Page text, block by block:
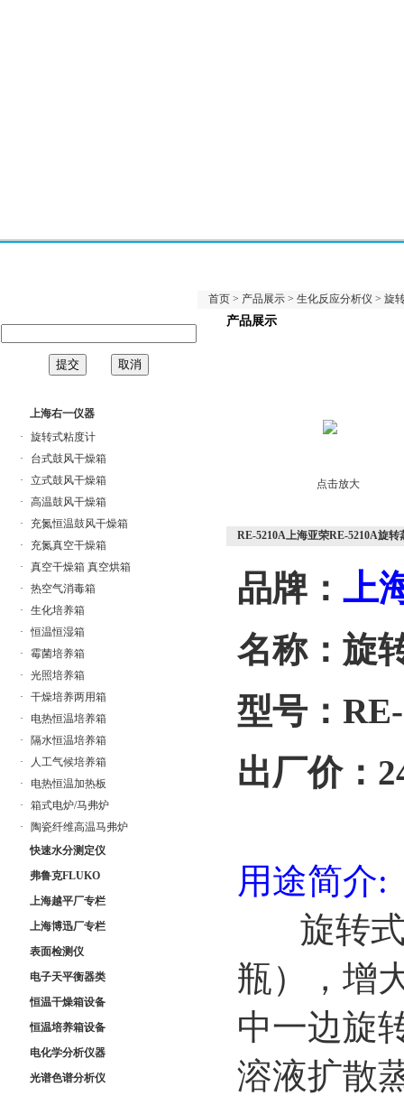
上海右一仪器
·
旋转式粘度计
·
台式鼓风干燥箱
·
立式鼓风干燥箱
·
高温鼓风干燥箱
·
充氮恒温鼓风干燥箱
·
充氮真空干燥箱
·
真空干燥箱 真空烘箱
·
热空气消毒箱
·
生化培养箱
·
恒温恒湿箱
·
霉菌培养箱
·
光照培养箱
·
干燥培养两用箱
·
电热恒温培养箱
·
隔水恒温培养箱
·
人工气候培养箱
·
电热恒温加热板
·
箱式电炉/马弗炉
·
陶瓷纤维高温马弗炉
快速水分测定仪
弗鲁克FLUKO
上海越平厂专栏
上海博迅厂专栏
表面检测仪
电子天平衡器类
恒温干燥箱设备
恒温培养箱设备
电化学分析仪器
光谱色谱分析仪
首页 > 产品展示 > 生化反应分析仪 > 旋
产品展示
点击放大
RE-5210A上海亚荣RE-5210A旋转
品牌： 上
名称：旋
型号：
出厂价：
用途简介:
旋转式
瓶），增
中一边旋
溶液扩散